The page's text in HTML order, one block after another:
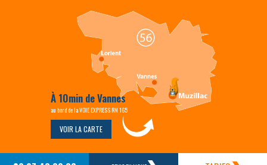
À 10min de Vannes
au bord de la VOIE EXPRESS RN 165
VOIR LA CARTE